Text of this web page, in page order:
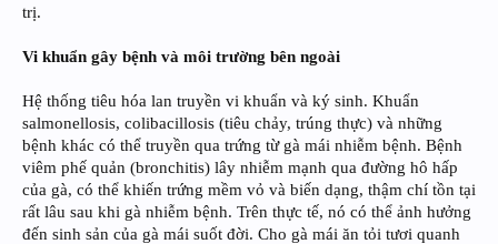
trị.
Vi khuẩn gây bệnh và môi trường bên ngoài
Hệ thống tiêu hóa lan truyền vi khuẩn và ký sinh. Khuẩn
salmonellosis, colibacillosis (tiêu chảy, trúng thực) và những
bệnh khác có thể truyền qua trứng từ gà mái nhiễm bệnh. Bệnh
viêm phế quản (bronchitis) lây nhiễm mạnh qua đường hô hấp
của gà, có thể khiến trứng mềm vỏ và biến dạng, thậm chí tồn tại
rất lâu sau khi gà nhiễm bệnh. Trên thực tế, nó có thể ảnh hưởng
đến sinh sản của gà mái suốt đời. Cho gà mái ăn tỏi tươi quanh